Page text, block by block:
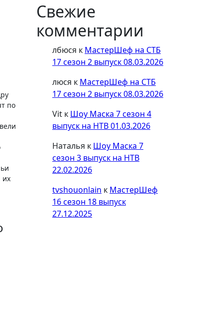
по
их
Свежие
комментарии
лбюся к МастерШеф на СТБ
17 сезон 2 выпуск 08.03.2026
люся к МастерШеф на СТБ
17 сезон 2 выпуск 08.03.2026
Vit к Шоу Маска 7 сезон 4
выпуск на НТВ 01.03.2026
Наталья к Шоу Маска 7
сезон 3 выпуск на НТВ
22.02.2026
tvshouonlain к МастерШеф
16 сезон 18 выпуск
27.12.2025